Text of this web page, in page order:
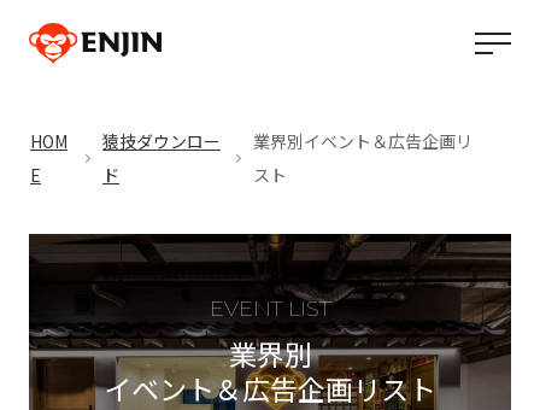
HOM
E
猿技ダウンロー
ド
業界別イベント＆広告企画リ
スト
EVENT LIST
業界別
イベント＆広告企画リスト